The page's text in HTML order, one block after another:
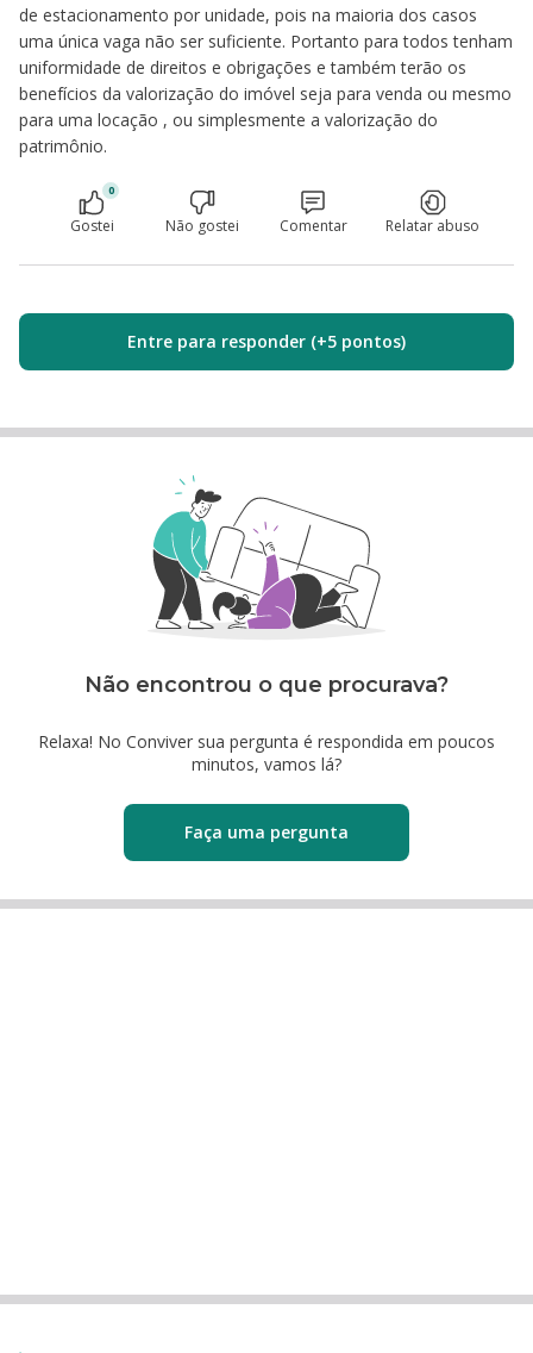
de estacionamento por unidade, pois na maioria dos casos
uma única vaga não ser suficiente. Portanto para todos tenham
uniformidade de direitos e obrigações e também terão os
benefícios da valorização do imóvel seja para venda ou mesmo
para uma locação , ou simplesmente a valorização do
patrimônio.
0
Gostei Não gostei Comentar Relatar abuso
Entre para responder (+5 pontos)
Não encontrou o que procurava?
Relaxa! No Conviver sua pergunta é respondida em poucos
minutos, vamos lá?
Faça uma pergunta